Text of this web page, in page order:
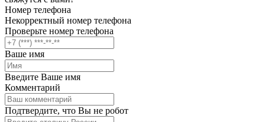
Номер телефона
Некорректный номер телефона
Проверьте номер телефона
Ваше имя
Введите Ваше имя
Комментарий
Подтвердите, что Вы не робот